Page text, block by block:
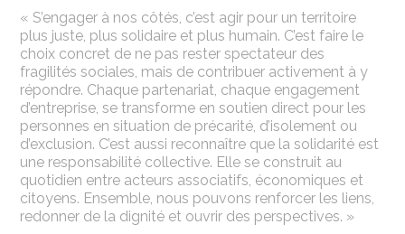
« S’engager à nos côtés, c’est agir pour un territoire
plus juste, plus solidaire et plus humain. C’est faire le
choix concret de ne pas rester spectateur des
fragilités sociales, mais de contribuer activement à y
répondre. Chaque partenariat, chaque engagement
d’entreprise, se transforme en soutien direct pour les
personnes en situation de précarité, d’isolement ou
d’exclusion. C’est aussi reconnaître que la solidarité est
une responsabilité collective. Elle se construit au
quotidien entre acteurs associatifs, économiques et
citoyens. Ensemble, nous pouvons renforcer les liens,
redonner de la dignité et ouvrir des perspectives. »